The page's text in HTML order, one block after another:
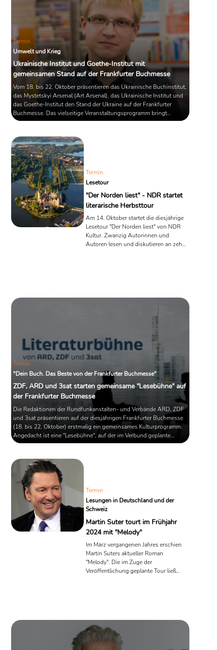
Termin
Umwelt und Krieg
Ukrainische Institut und Goethe-Institut mit
gemeinsamen Stand auf der Frankfurter Buchmesse
Vom 18. bis 22. Oktober präsentieren das Ukrainische Buchinstitut,
das Mystetskyi Arsenal (Art Arsenal), das Ukrainische Institut und
das Goethe-Institut den Stand der Ukraine auf der Frankfurter
Buchmesse. Das vielseitige Veranstaltungsprogramm bringt
renommierte ukrainische Autor*innen, Übersetzer*innen und
Musayeva und Volodymyr Yermolenko zusammen. Im Mittelpunkt
vieler Diskussionen steht das Thema „Umwelt und ...
Termin
Lesetour
"Der Norden liest" - NDR startet
literarische Herbsttour
Am 14. Oktober startet die diesjährige
Lesetour "Der Norden liest" von NDR
Kultur. Zwanzig Autorinnen und
Autoren lesen und diskutieren an zehn
Angelika Klüssendorf.
Termin
"Dein Buch. Das Beste von der Frankfurter Buchmesse"
ZDF, ARD und 3sat starten gemeinsame "Lesebühne" auf
der Frankfurter Buchmesse
Die Redaktionen der Rundfunkanstalten- und Verbände ARD, ZDF
und 3sat präsentieren auf der diesjährigen Frankfurter Buchmesse
(18. bis 22. Oktober) erstmalig ein gemeinsames Kulturprogramm.
Angedacht ist eine "Lesebühne", auf der im Verbund geplante
Lesungen, Gespräche und Veranstaltungen stattfinden sollen.
Termin
Lesungen in Deutschland und der
Schweiz
Martin Suter tourt im Frühjahr
2024 mit "Melody"
Im März vergangenen Jahres erschien
Martin Suters aktueller Roman
"Melody". Die im Zuge der
Veröffentlichung geplante Tour ließ